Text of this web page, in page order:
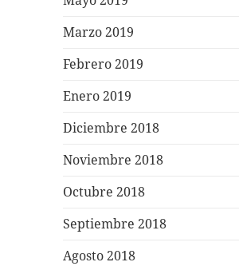
Marzo 2019
Febrero 2019
Enero 2019
Diciembre 2018
Noviembre 2018
Octubre 2018
Septiembre 2018
Agosto 2018